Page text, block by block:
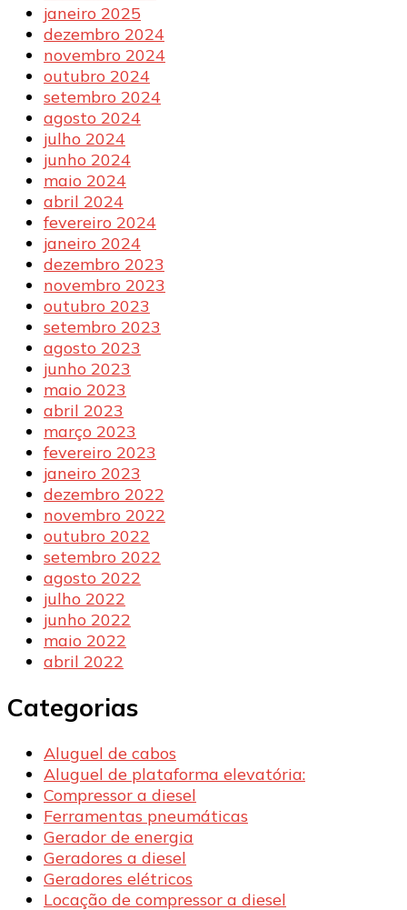
janeiro 2025
dezembro 2024
novembro 2024
outubro 2024
setembro 2024
agosto 2024
julho 2024
junho 2024
maio 2024
abril 2024
fevereiro 2024
janeiro 2024
dezembro 2023
novembro 2023
outubro 2023
setembro 2023
agosto 2023
junho 2023
maio 2023
abril 2023
março 2023
fevereiro 2023
janeiro 2023
dezembro 2022
novembro 2022
outubro 2022
setembro 2022
agosto 2022
julho 2022
junho 2022
maio 2022
abril 2022
Categorias
Aluguel de cabos
Aluguel de plataforma elevatória:
Compressor a diesel
Ferramentas pneumáticas
Gerador de energia
Geradores a diesel
Geradores elétricos
Locação de compressor a diesel